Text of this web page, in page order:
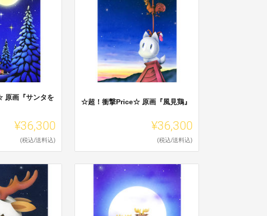
画『サンタを
¥36,300
(税込/送料込)
☆超！衝撃Price☆ 原画『風見鶏』
¥36,300
(税込/送料込)